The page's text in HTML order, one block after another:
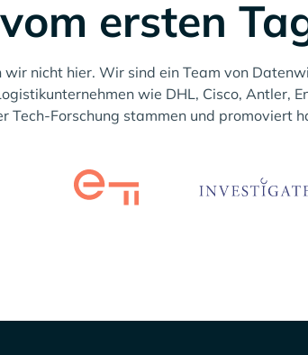
ersten
nicht hier. Wir sind ein Team von
wie DHL, Cisco, Antler,
Tech-Forschung stammen und promoviert